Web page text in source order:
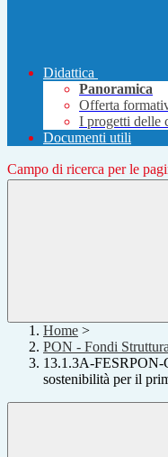
Didattica
Panoramica
Offerta
I progetti delle
Documenti utili
Campo di ricerca per le
Home >
PON - Fondi
13.1.3A-FESRPON-
sostenibilità per il